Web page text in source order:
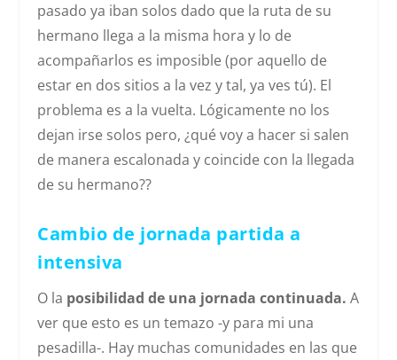
pasado ya iban solos dado que la ruta de su
hermano llega a la misma hora y lo de
acompañarlos es imposible (por aquello de
estar en dos sitios a la vez y tal, ya ves tú). El
problema es a la vuelta. Lógicamente no los
dejan irse solos pero, ¿qué voy a hacer si salen
de manera escalonada y coincide con la llegada
de su hermano??
Cambio de jornada partida a
intensiva
O la posibilidad de una jornada continuada. A
ver que esto es un temazo -y para mi una
pesadilla-. Hay muchas comunidades en las que